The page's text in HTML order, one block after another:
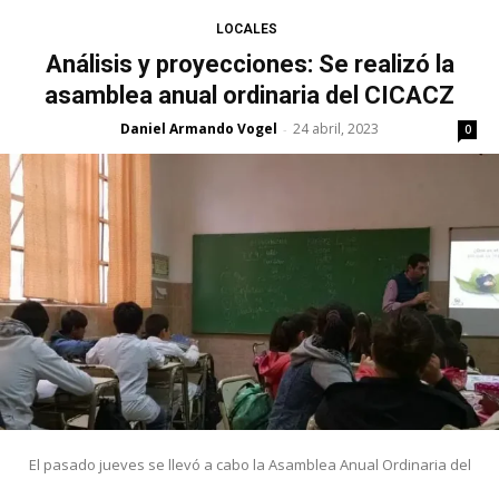
LOCALES
Análisis y proyecciones: Se realizó la
asamblea anual ordinaria del CICACZ
Daniel Armando Vogel - 24 abril, 2023 0
El pasado jueves se llevó a cabo la Asamblea Anual Ordinaria del